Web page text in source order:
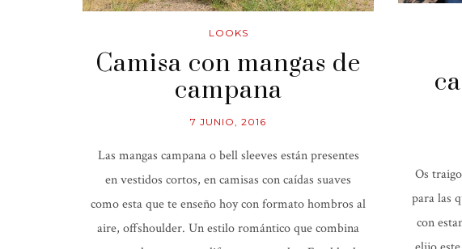
LOOKS
Camisa con mangas de
campana
7 JUNIO, 2016
Las mangas campana o bell sleeves están presentes
en vestidos cortos, en camisas con caídas suaves
como esta que te enseño hoy con formato hombros al
aire, offshoulder. Un estilo romántico que combina
Os
para las
con